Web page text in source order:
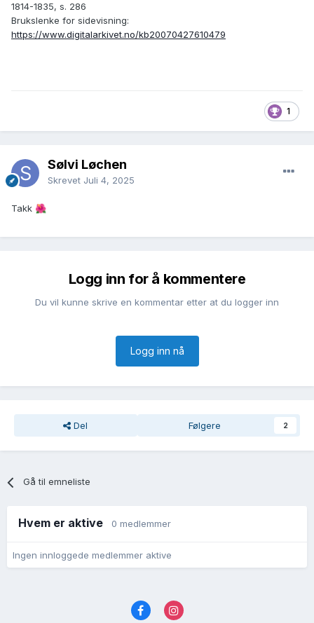
1814-1835, s. 286
Brukslenke for sidevisning:
https://www.digitalarkivet.no/kb20070427610479
1
Sølvi Løchen
Skrevet Juli 4, 2025
Takk 🌺
Logg inn for å kommentere
Du vil kunne skrive en kommentar etter at du logger inn
Logg inn nå
Del Følgere 2
Gå til emneliste
Hvem er aktive 0 medlemmer
Ingen innloggede medlemmer aktive